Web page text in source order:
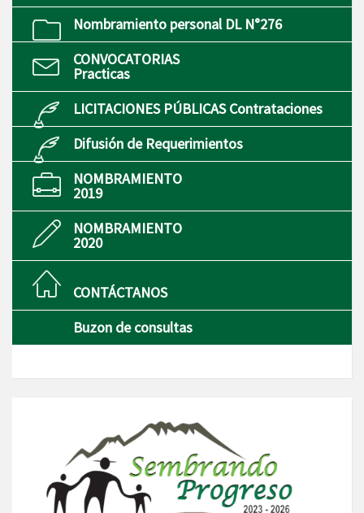
Nombramiento personal DL N°276
CONVOCATORIAS
Practicas
LICITACIONES PÚBLICAS Contrataciones
Difusión de Requerimientos
NOMBRAMIENTO
2019
NOMBRAMIENTO
2020
CONTÁCTANOS
Buzon de consultas